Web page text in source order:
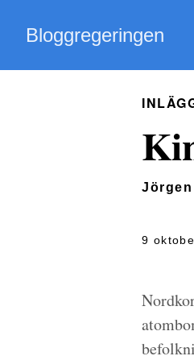
Bloggregeringen
9